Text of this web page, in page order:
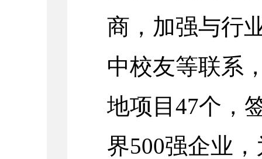
商，加强与行
中校友等联系
地项目47个，
界500强企业